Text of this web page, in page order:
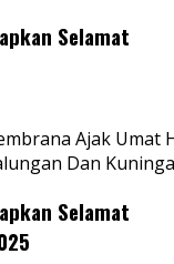
Selamat
Ajak
Dan
Selamat